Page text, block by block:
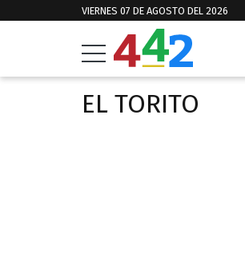
VIERNES 07 DE AGOSTO DEL 2026
EL TORITO